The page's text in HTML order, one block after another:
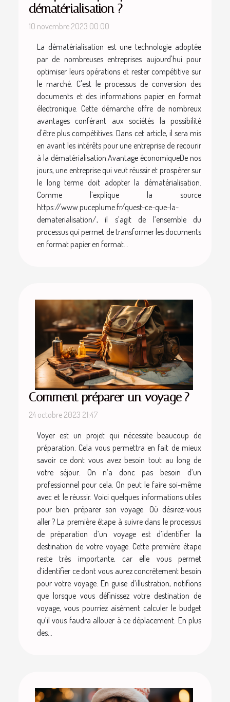
dématérialisation ?
10 novembre 2023 00:00
La dématérialisation est une technologie adoptée
par de nombreuses entreprises aujourd'hui pour
optimiser leurs opérations et rester compétitive sur
le marché. C'est le processus de conversion des
documents et des informations papier en format
électronique. Cette démarche offre de nombreux
avantages conférant aux sociétés la possibilité
d'être plus compétitives. Dans cet article, il sera mis
en avant les intérêts pour une entreprise de recourir
à la dématérialisation.Avantage économiqueDe nos
jours, une entreprise qui veut réussir et prospérer sur
le long terme doit adopter la dématérialisation.
Comme l’explique la source
https://www.puceplume.fr/quest-ce-que-la-
dematerialisation/, il s’agit de l’ensemble du
processus qui permet de transformer les documents
en format papier en format...
Comment préparer un voyage ?
24 octobre 2023 21:47
Voyer est un projet qui nécessite beaucoup de
préparation. Cela vous permettra en fait de mieux
savoir ce dont vous avez besoin tout au long de
votre séjour. On n’a donc pas besoin d’un
professionnel pour cela. On peut le faire soi-même
avec et le réussir. Voici quelques informations utiles
pour bien préparer son voyage. Où désirez-vous
aller ? La première étape à suivre dans le processus
de préparation d’un voyage est d’identifier la
destination de votre voyage. Cette première étape
reste très importante, car elle vous permet
d’identifier ce dont vous aurez concrètement besoin
pour votre voyage. En guise d’illustration, notifions
que lorsque vous définissez votre destination de
voyage, vous pourriez aisément calculer le budget
qu’il vous faudra allouer à ce déplacement. En plus
des...